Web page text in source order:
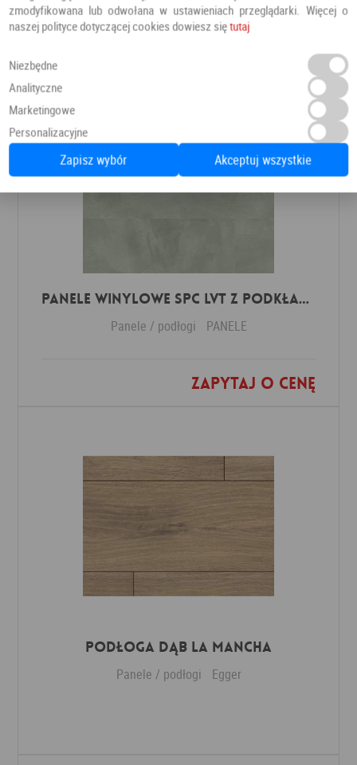
Polecamy również
Panele winylowe SPC LVT z podkładem Soft Sage Klasa 33 6 mm
Panele / podłogi PANELE
Zapytaj o cenę
Dodaj do ulubionych
Podłoga Dąb La Mancha
Panele / podłogi Egger
zmodyfikowana lub odwołana w ustawieniach przeglądarki. Więcej o
naszej polityce dotyczącej cookies dowiesz siętutaj
Niezbędne
Analityczne
Marketingowe
Personalizacyjne
Zapisz wybór Akceptuj wszystkie